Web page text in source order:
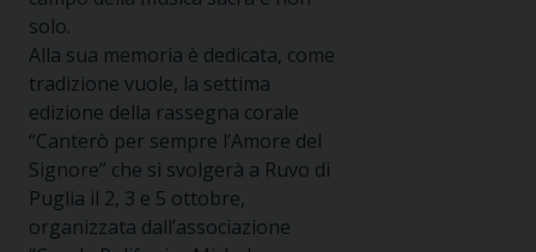
solo.
Alla sua memoria è dedicata, come
tradizione vuole, la settima
edizione della rassegna corale
“Canterò per sempre l’Amore del
Signore” che si svolgerà a Ruvo di
Puglia il 2, 3 e 5 ottobre,
organizzata dall’associazione